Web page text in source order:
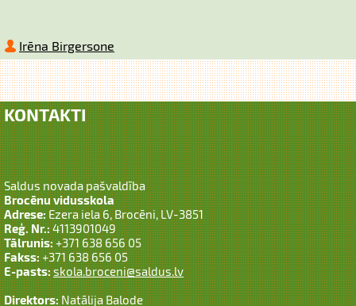
Irēna Birgersone
KONTAKTI
Saldus novada pašvaldība
Brocēnu vidusskola
Adrese:Ezera iela 6, Brocēni, LV-3851
Reģ. Nr.:4113901049
Tālrunis:+371 638 656 05
Fakss:+371 638 656 05
E-pasts:skola.broceni@saldus.lv
Direktors:Natālija Balode